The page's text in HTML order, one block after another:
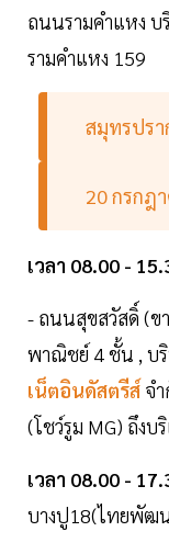
ถนนรามคำแหง บ
รามคำแหง 159
สมุทรปร
20 กรกฎ
เวลา 08.00 -
- ถนนสุขสวัสดิ์ (ข
พาณิชย์ 4 ชั้น , บ
เน็ตอินดัสตรีส์ จ
(โชว์รูม MG) ถึง
เวลา 08.00 -
บางปู18(ไทยพัฒ